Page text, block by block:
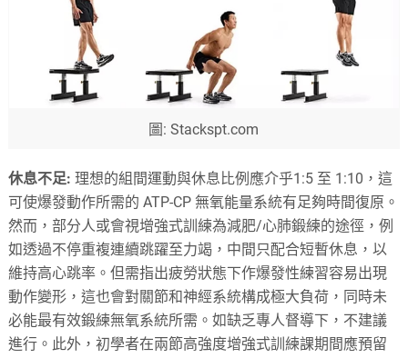
圖: Stackspt.com
休息不足: 理想的組間運動與休息比例應介乎1:5 至 1:10，這
可使爆發動作所需的 ATP-CP 無氧能量系統有足夠時間復原。
然而，部分人或會視增強式訓練為減肥/心肺鍛練的途徑，例
如透過不停重複連續跳躍至力竭，中間只配合短暫休息，以
維持高心跳率。但需指出疲勞狀態下作爆發性練習容易出現
動作變形，這也會對關節和神經系統構成極大負荷，同時未
必能最有效鍛練無氧系統所需。如缺乏專人督導下，不建議
進行。此外，初學者在兩節高強度增強式訓練課期間應預留